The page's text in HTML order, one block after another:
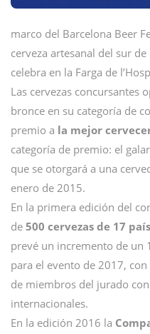
marco del Barcelona Beer
cerveza artesanal del sur
celebra en la Farga de
Las cervezas concursantes
bronce en su categoría de
premio a la mejor
categoría de premio: el
que se otorgará a una
enero de 2015.
En la primera edición del
de 500 cervezas de 17
prevé un incremento de un
para el evento de 2017,
de miembros del jurado
internacionales.
En la edición 2016 la